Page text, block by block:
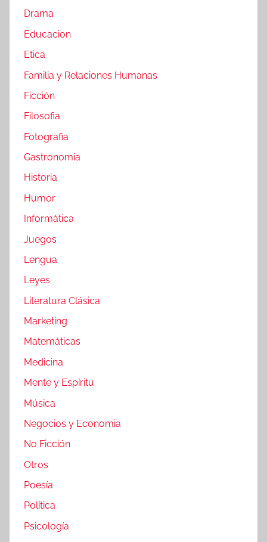
Drama
Educacion
Etica
Familia y Relaciones Humanas
Ficción
Filosofia
Fotografia
Gastronomia
Historia
Humor
Informática
Juegos
Lengua
Leyes
Literatura Clásica
Marketing
Matemáticas
Medicina
Mente y Espíritu
Música
Negocios y Economia
No Ficción
Otros
Poesía
Política
Psicología